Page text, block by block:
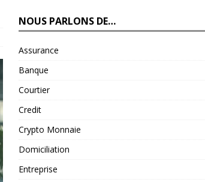
NOUS PARLONS DE…
Assurance
Banque
Courtier
Credit
Crypto Monnaie
Domiciliation
Entreprise